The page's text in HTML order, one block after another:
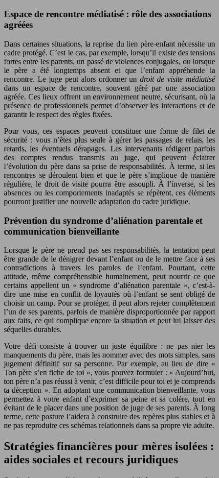
Espace de rencontre médiatisé : rôle des associations
agréées
Dans certaines situations, la reprise du lien père-enfant nécessite un
cadre protégé. C’est le cas, par exemple, lorsqu’il existe des tensions
fortes entre les parents, un passé de violences conjugales, ou lorsque
le père a été longtemps absent et que l’enfant appréhende la
rencontre. Le juge peut alors ordonner undroit de visite médiatisé
dans un espace de rencontre, souvent géré par une association
agréée. Ces lieux offrent un environnement neutre, sécurisant, où la
présence de professionnels permet d’observer les interactions et de
garantir le respect des règles fixées.
Pour vous, ces espaces peuvent constituer une forme de filet de
sécurité : vous n’êtes plus seule à gérer les passages de relais, les
retards, les éventuels dérapages. Les intervenants rédigent parfois
des comptes rendus transmis au juge, qui peuvent éclairer
l’évolution du père dans sa prise de responsabilités. À terme, si les
rencontres se déroulent bien et que le père s’implique de manière
régulière, le droit de visite pourra être assoupli. À l’inverse, si les
absences ou les comportements inadaptés se répètent, ces éléments
pourront justifier une nouvelle adaptation du cadre juridique.
Prévention du syndrome d’aliénation parentale et
communication bienveillante
Lorsque le père ne prend pas ses responsabilités, la tentation peut
être grande de le dénigrer devant l’enfant ou de le mettre face à ses
contradictions à travers les paroles de l’enfant. Pourtant, cette
attitude, même compréhensible humainement, peut nourrir ce que
certains appellent un « syndrome d’aliénation parentale », c’est-à-
dire une mise en conflit de loyautés où l’enfant se sent obligé de
choisir un camp. Pour se protéger, il peut alors rejeter complètement
l’un de ses parents, parfois de manière disproportionnée par rapport
aux faits, ce qui complique encore la situation et peut lui laisser des
séquelles durables.
Votre défi consiste à trouver un juste équilibre : ne pas nier les
manquements du père, mais les nommer avec des mots simples, sans
jugement définitif sur sa personne. Par exemple, au lieu de dire «
Ton père s’en fiche de toi », vous pouvez formuler : « Aujourd’hui,
ton père n’a pas réussi à venir, c’est difficile pour toi et je comprends
ta déception ». En adoptant une communication bienveillante, vous
permettez à votre enfant d’exprimer sa peine et sa colère, tout en
évitant de le placer dans une position de juge de ses parents. À long
terme, cette posture l’aidera à construire des repères plus stables et à
ne pas reproduire ces schémas relationnels dans sa propre vie adulte.
Stratégies financières pour mères isolées :
aides sociales et recours juridiques